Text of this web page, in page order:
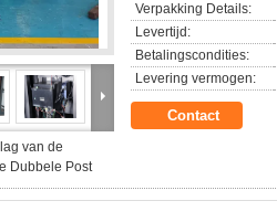
van de
Dubbele Post
Verpakking Details:
Levertijd:
Betalingscondities:
Levering vermogen:
Contact